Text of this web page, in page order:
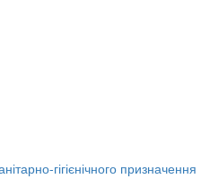
гігієнічного призначення